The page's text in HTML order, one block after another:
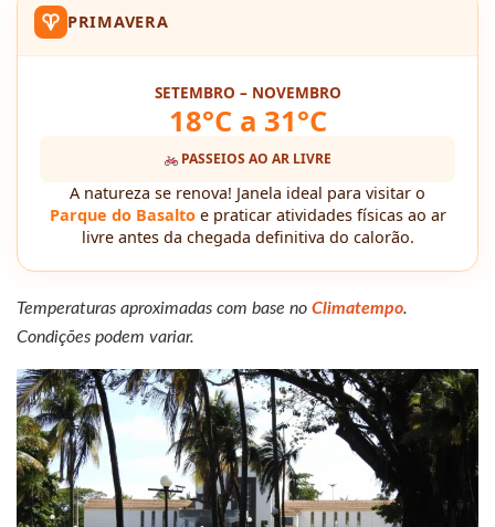
PRIMAVERA
SETEMBRO – NOVEMBRO
18°C a 31°C
PASSEIOS AO AR LIVRE
A natureza se renova! Janela ideal para visitar o
Parque do Basaltoe praticar atividades físicas ao ar
livre antes da chegada definitiva do calorão.
Temperaturas aproximadas com base no Climatempo.
Condições podem variar.